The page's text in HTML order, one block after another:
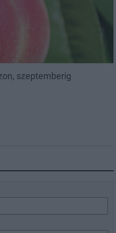
szeptemberig